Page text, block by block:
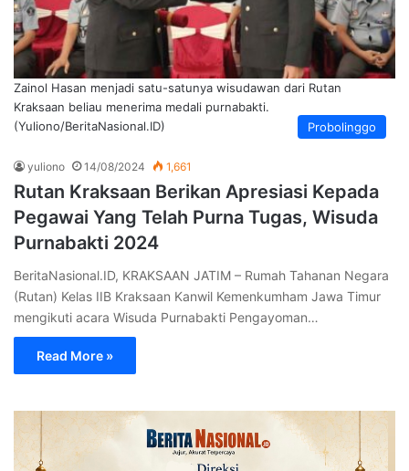
Probolinggo
Zainol Hasan menjadi satu-satunya wisudawan dari Rutan
Kraksaan beliau menerima medali purnabakti.
(Yuliono/BeritaNasional.ID)
yuliono 14/08/2024 1,661
Rutan Kraksaan Berikan Apresiasi Kepada
Pegawai Yang Telah Purna Tugas, Wisuda
Purnabakti 2024
BeritaNasional.ID, KRAKSAAN JATIM – Rumah Tahanan Negara
(Rutan) Kelas IIB Kraksaan Kanwil Kemenkumham Jawa Timur
mengikuti acara Wisuda Purnabakti Pengayoman…
Read More »